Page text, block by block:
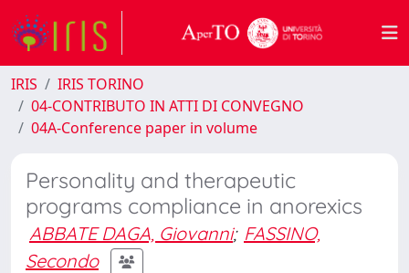
IRIS
IRIS TORINO
04-CONTRIBUTO IN ATTI DI CONVEGNO
04A-Conference paper in volume
Personality and therapeutic
programs compliance in anorexics
ABBATE DAGA, Giovanni; FASSINO,
Secondo